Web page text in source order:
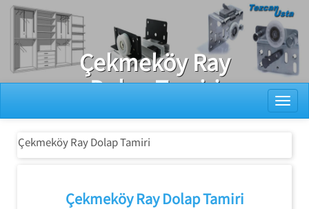
Ray Dolap Tamiri
Çekmeköy Ray
Dolap Tamiri
Çekmeköy Ray Dolap Tamiri
Çekmeköy Ray Dolap Tamiri